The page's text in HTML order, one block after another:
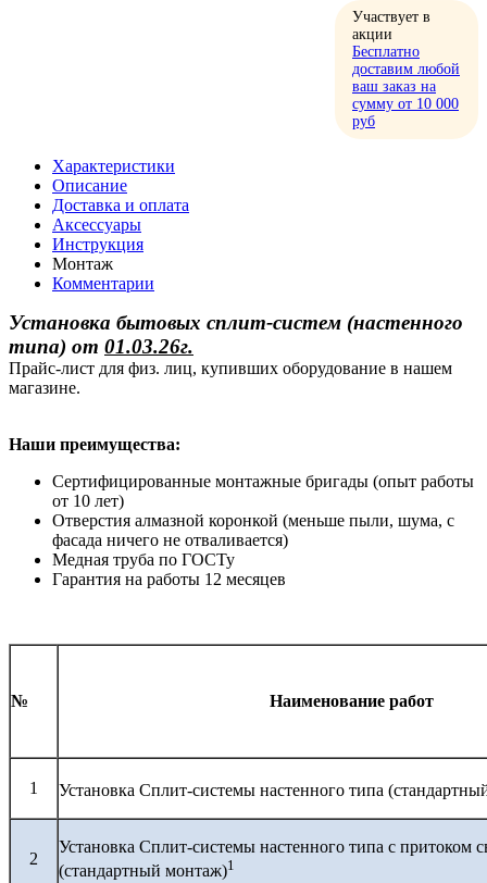
Участвует в
акции
Бесплатно
доставим любой
ваш заказ на
сумму от 10 000
руб
Характеристики
Описание
Доставка и оплата
Аксессуары
Инструкция
Монтаж
Комментарии
Установка бытовых сплит-систем (настенного
типа) от 01.03.26г.
Прайс-лист для физ. лиц, купивших оборудование в нашем
магазине.
Наши преимущества:
Сертифицированные монтажные бригады (опыт работы
от 10 лет)
Отверстия алмазной коронкой (меньше пыли, шума, с
фасада ничего не отваливается)
Медная труба по ГОСТу
Гарантия на работы 12 месяцев
№ Наименование работ
1 Установка Сплит-системы настенного типа
2
Установка Сплит-системы настенного типа с притоком
(стандартный монтаж)1